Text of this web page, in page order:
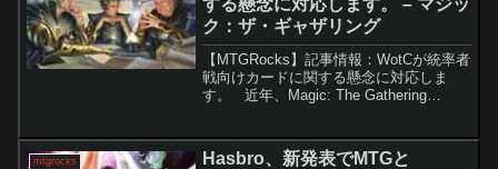
ク：ザ・ギャザリング
【MTGRocks】記事情報：WotCが統率者
戦向けカードに関する懸念に対応しま
す。 近年、Magic: The Gathering
インの変化を遂げてきまし...
mtgrocks
Hasbro、新発表でMTGと